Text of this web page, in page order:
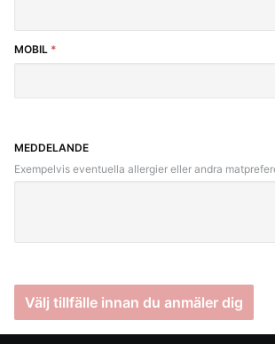
MOBIL *
MEDDELANDE
Exempelvis eventuella allergier eller andra